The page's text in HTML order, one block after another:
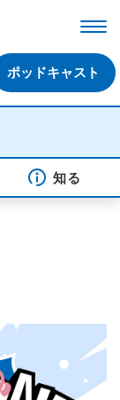
ポッドキャスト
知る